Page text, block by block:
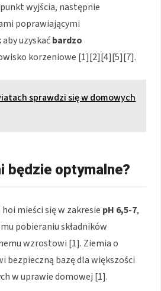
wyjścia, następnie
poprawiającymi
uzyskaćbardzo
korzeniowe [1][2][4][5][7].
sprawdzi się w domowych
będzie optymalne?
mieści się w zakresie pH 6,5-7,
pobieraniu składników
wzrostowi [1]. Ziemia o
bezpieczną bazę dla większości
w uprawie domowej [1].